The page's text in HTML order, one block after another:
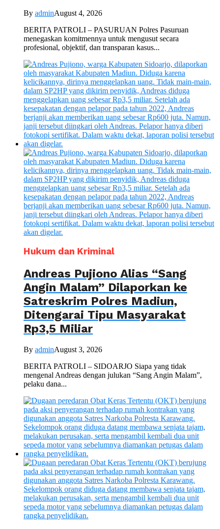
By adminAugust 4, 2026
BERITA PATROLI – PASURUAN Polres Pasuruan
menegaskan komitmennya untuk mengusut secara
profesional, objektif, dan transparan kasus...
Hukum dan Kriminal
Andreas Pujiono Alias “Sang
Angin Malam” Dilaporkan ke
Satreskrim Polres Madiun,
Ditengarai Tipu Masyarakat
Rp3,5 Miliar
By adminAugust 3, 2026
BERITA PATROLI – SIDOARJO Siapa yang tidak
mengenal Andreas dengan julukan “Sang Angin Malam”,
pelaku dana...